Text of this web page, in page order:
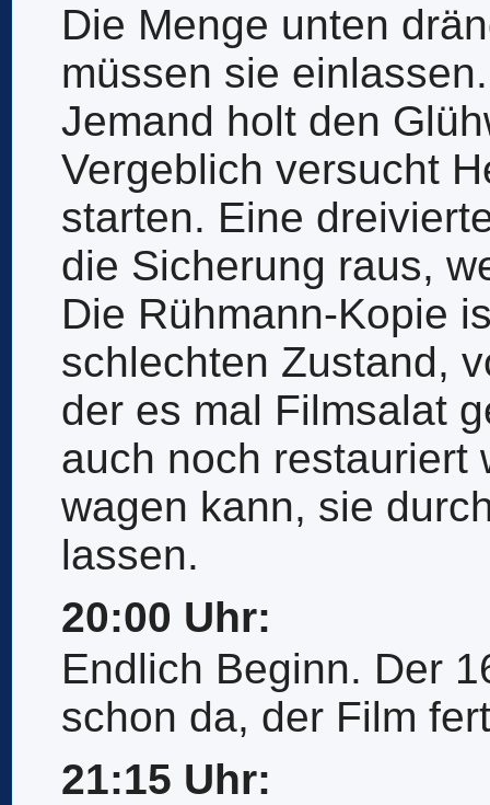
Die Menge unten
müssen sie einlassen.
Jemand holt den
Vergeblich versucht
starten. Eine
die Sicherung raus,
Die Rühmann-Kopie
schlechten Zustand,
der es mal Filmsalat
auch noch restauriert
wagen kann, sie
lassen.
20:00 Uhr:
Endlich Beginn. Der
schon da, der Film
21:15 Uhr: